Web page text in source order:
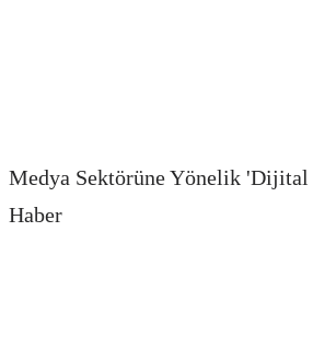
Medya Sektörüne Yönelik
Haber